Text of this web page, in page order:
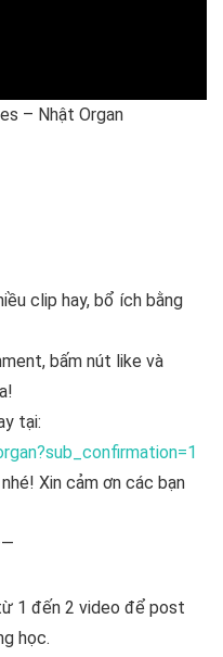
– Nhật Organ
clip hay, bổ ích bằng
bấm nút like và
tại:
Xin cảm ơn các bạn
1 đến 2 video để post
học.